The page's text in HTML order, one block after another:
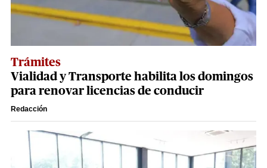
Trámites
Vialidad y Transporte habilita los domingos
para renovar licencias de conducir
Redacción